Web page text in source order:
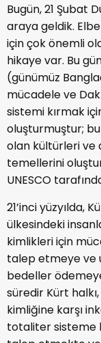
Bugün, 21 Şubat
araya geldik.
için çok önemli
hikaye var. Bu
(günümüz
mücadele ve
sistemi kırmak
oluşturmuştur;
olan kültürleri ve
temellerini
UNESCO
21’inci yüzyılda,
ülkesindeki
kimlikleri için
talep etmeye ve
bedeller
süredir Kürt
kimliğine karşı
totaliter sisteme